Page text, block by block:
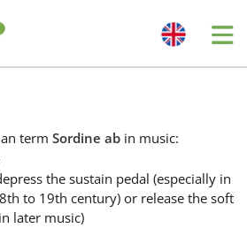
term Sordine ab in music:
the sustain pedal (especially in
to 19th century) or release the soft
later music)